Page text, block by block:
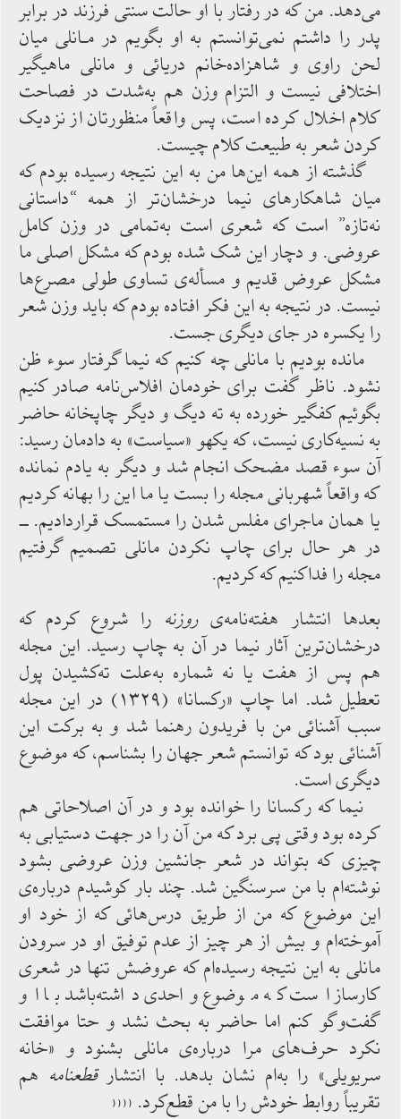
می‌دهد. من که در رفتار با او حالت سنتی فرزند در برابر
پدر را داشتم نمی‌توانستم به او بگویم در مـانلی میان
لحن راوی و شاهزاده‌خانم دریائی و مانلی ماهیگیر
اختلافی نیست و التزام وزن ‌هم به‌شدت در فصاحت
کلام اخلال‌ کرده ‌است، پس واقعاً منظورتان ‌از نزدیک
کردن شعر به ‌طبیعت ‌کلام چیست.
گذشته ‌از همه ‌این‌ها من به ‌این ‌نتیجه رسیده ‌بودم ‌که
میان شاهکارهای نیما درخشان‌تر از همه “داستانی
‌نه‌تازه” است که شعری ‌است به‌تمامی در وزن کامل
عروضی. و دچار این شک شده‌ بودم که ‌مشکل ‌اصلی ما
مشکل عروض قدیم و مسأله‌ی ‌تساوی طولی مصرع‌ها
نیست. در نتیجه به ‌این فکر افتاده ‌بودم که باید وزن شعر
را یکسره در جای دیگری جست.
مانده ‌بودیم با مانلی چه‌ کنیم که‌ نیما گرفتار سوء ظن‌
نشود. ناظر گفت برای خودمان افلاس‌نامه صادر کنیم
بگوئیم کفگیر خورده به ته دیگ و دیگر چاپخانه حاضر
به نسیه‌کاری نیست، که‌ یکهو «سیاست» به‌ دادمان رسید:
آن‌ سوء قصد مضحک‌ انجام ‌شد و دیگر به ‌یادم ‌نمانده
که واقعاً شهربانی مجله را بست یا ما این را بهانه ‌کردیم
یا همان ماجرای مفلس‌ شدن را مستمسک قراردادیم. ــ
در هر حال برای چاپ نکردن مانلی تصمیم ‌گرفتیم
مجله را فداکنیم که کردیم.
بعدها انتشار هفته‌نامه‌ی روزنه را شروع کردم که
درخشان‌ترین آثار نیما در آن به‌ چاپ رسید. این مجله
هم پس‌ از هفت یا نه شماره ‌به‌علت ته‌کشیدن پول
تعطیل ‌شد. اما چاپ «رکسانا» (۱۳۲۹) در این مجله
سبب آشنائی من با فریدون رهنما شد و به برکت این
آشنائی بود که توانستم شعر جهان را بشناسم، که موضوع
دیگری ‌است.
نیما که رکسانا را خوانده ‌بود و در آن اصلاحاتی ‌هم
کرده‌ بود وقتی پی ‌برد که من‌ آن را در جهت دستیابی به
‌چیزی‌ که بتواند در شعر جانشین وزن عروضی ‌بشود
نوشته‌ام با من سرسنگین شد. چند بار کوشیدم درباره‌ی
این موضوع که من ‌از طریق درس‌هائی که‌ از خود او
آموخته‌ام و بیش ‌از هر چیز از عدم توفیق او در سرودن
مانلی به ‌این نتیجه رسیده‌ام که عروضش تنها در شعری
کارساز است که موضوع واحدی داشته‌باشد با او
گفت‌وگو کنم اما حاضر به بحث نشد و حتا موافقت
‌نکرد حرف‌های مرا درباره‌ی ‌مانلی بشنود و «خانه
سریویلی» را به‌ام ‌نشان بدهد. با انتشارقطعنامه هم
تقریباً روابط خودش را با من قطع‌کرد. ‹‹‹‹